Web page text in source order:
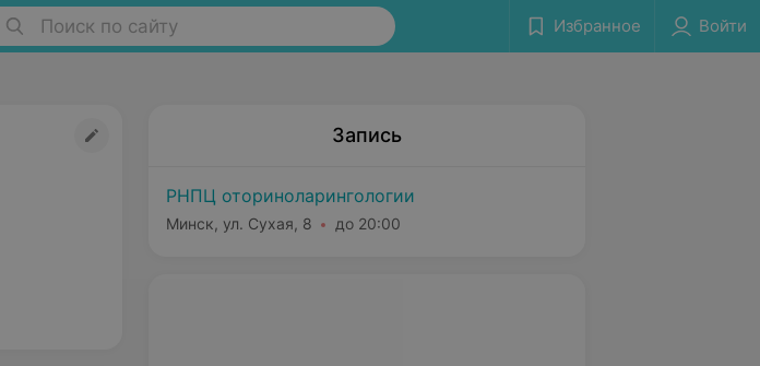
Поиск по сайту Избранное Войти
Запись
РНПЦ оториноларингологии
Минск, ул. Сухая, 8 до 20:00